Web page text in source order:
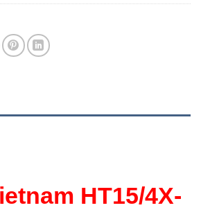
HT15/4X-